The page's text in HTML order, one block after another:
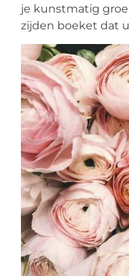
je kunstmatig
zijden boeket dat